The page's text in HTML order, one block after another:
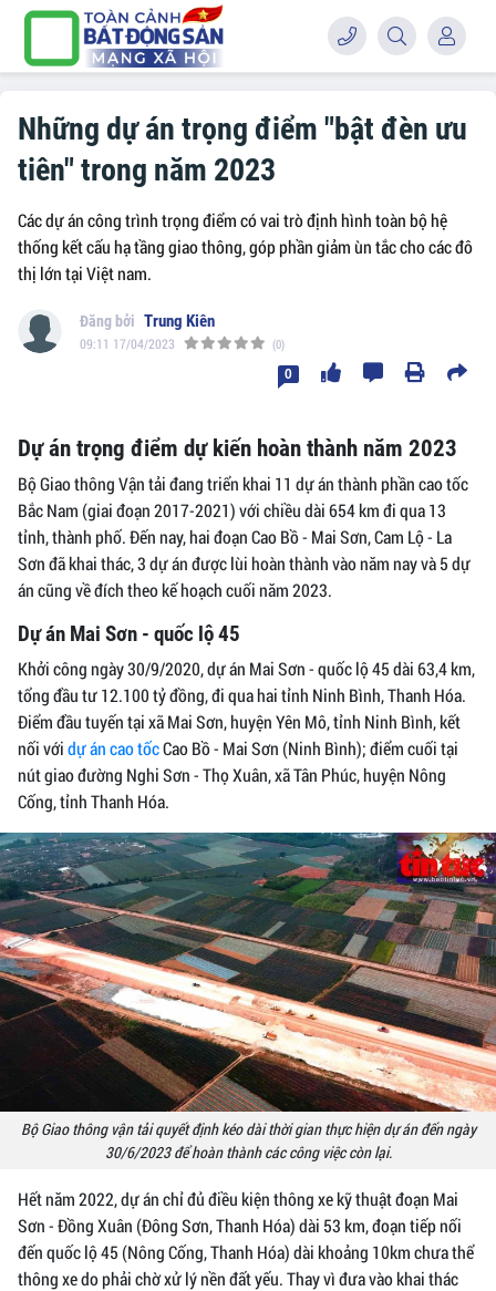
Những dự án trọng điểm "bật đèn ưu
tiên" trong năm 2023
Các dự án công trình trọng điểm có vai trò định hình toàn bộ hệ
thống kết cấu hạ tầng giao thông, góp phần giảm ùn tắc cho các đô
thị lớn tại Việt nam.
Trung Kiên
09:11 17/04/2023 (0)
0
Dự án trọng điểm dự kiến hoàn thành năm 2023
Bộ Giao thông Vận tải đang triển khai 11 dự án thành phần cao tốc
Bắc Nam (giai đoạn 2017-2021) với chiều dài 654 km đi qua 13
tỉnh, thành phố. Đến nay, hai đoạn Cao Bồ - Mai Sơn, Cam Lộ - La
Sơn đã khai thác, 3 dự án được lùi hoàn thành vào năm nay và 5 dự
án cũng về đích theo kế hoạch cuối năm 2023.
Dự án Mai Sơn - quốc lộ 45
Khởi công ngày 30/9/2020, dự án Mai Sơn - quốc lộ 45 dài 63,4 km,
tổng đầu tư 12.100 tỷ đồng, đi qua hai tỉnh Ninh Bình, Thanh Hóa.
Điểm đầu tuyến tại xã Mai Sơn, huyện Yên Mô, tỉnh Ninh Bình, kết
nối vớidự án cao tốcCao Bồ - Mai Sơn (Ninh Bình); điểm cuối tại
nút giao đường Nghi Sơn - Thọ Xuân, xã Tân Phúc, huyện Nông
Cống, tỉnh Thanh Hóa.
Bộ Giao thông vận tải quyết định kéo dài thời gian thực hiện dự án đến ngày
30/6/2023 để hoàn thành các công việc còn lại.
Hết năm 2022, dự án chỉ đủ điều kiện thông xe kỹ thuật đoạn Mai
Sơn - Đồng Xuân (Đông Sơn, Thanh Hóa) dài 53 km, đoạn tiếp nối
đến quốc lộ 45 (Nông Cống, Thanh Hóa) dài khoảng 10km chưa thể
thông xe do phải chờ xử lý nền đất yếu. Thay vì đưa vào khai thác